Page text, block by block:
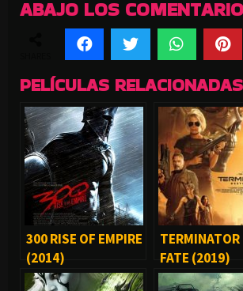
ABAJO LOS
PELÍCULAS
300 RISE OF EMPIRE
(2014)
TERMINATOR
FATE (2019)